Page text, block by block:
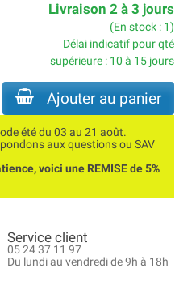
Livraison 2 à 3 jours
(En stock : 1)
Délai indicatif pour qté
supérieure : 10 à 15 jours
Ajouter au panier
été du 03 au 21 août.
aux questions ou SAV
voici une REMISE de 5%
Service client
05 24 37 11 97
Du lundi au vendredi de 9h à 18h